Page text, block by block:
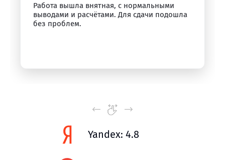
Работа вышла внятная, с нормальными
выводами и расчётами. Для сдачи подошла
без проблем.
Yandex: 4.8